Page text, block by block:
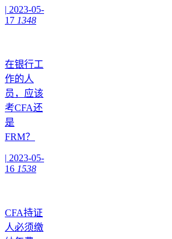
| 2023-05-
17 1348
在银行工
作的人
员，应该
考CFA还
是
FRM？
| 2023-05-
16 1538
CFA持证
人必须缴